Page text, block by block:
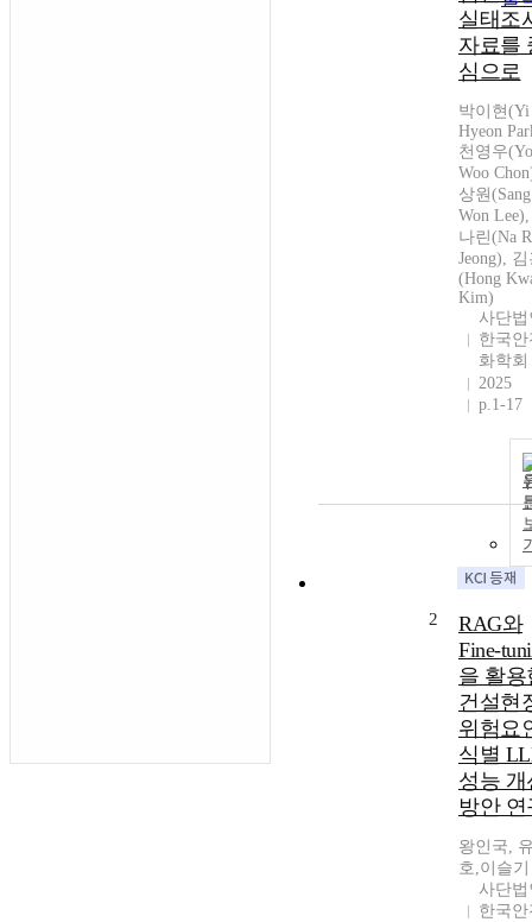
실태조
자료를
심으로
박이현(Yi
Hyeon
천영우
Woo
상원(Sang
Won
나린(Na
Jeong),
(Hong
Kim)
사단법
한국
화학회
2025
p.1-17
2
RAG와
Fine-
을 활용
건설현
위험요
식별
성능 개
방안 연
왕인국,
호,이슬기
사단법
한국